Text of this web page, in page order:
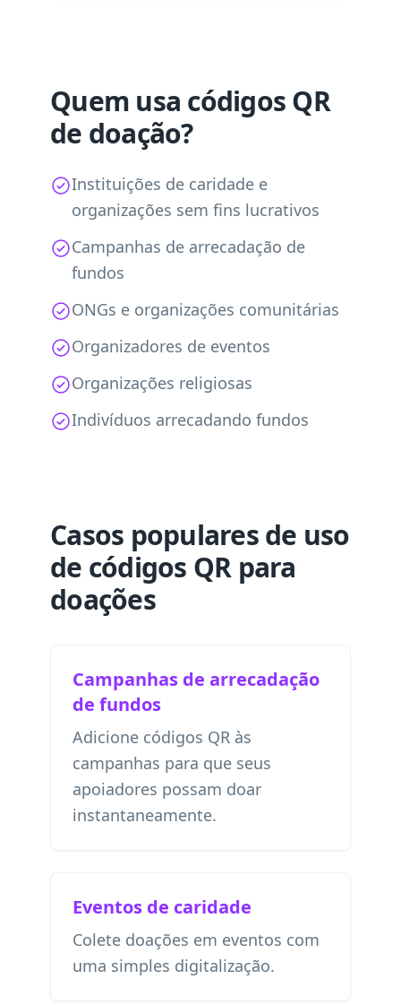
Quem usa códigos QR
de doação?
Instituições de caridade e
organizações sem fins lucrativos
Campanhas de arrecadação de
fundos
ONGs e organizações comunitárias
Organizadores de eventos
Organizações religiosas
Indivíduos arrecadando fundos
Casos populares de uso
de códigos QR para
doações
Campanhas de arrecadação
de fundos
Adicione códigos QR às
campanhas para que seus
apoiadores possam doar
instantaneamente.
Eventos de caridade
Colete doações em eventos com
uma simples digitalização.